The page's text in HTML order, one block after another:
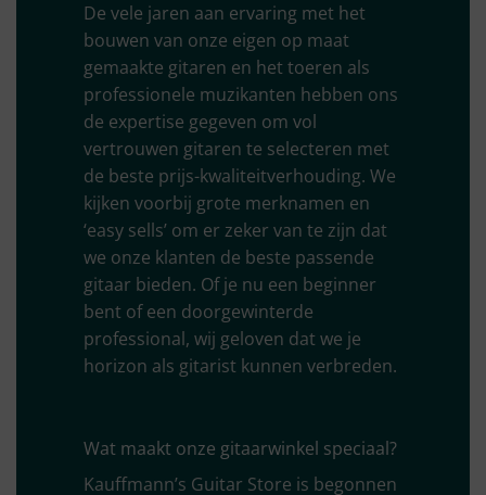
De vele jaren aan ervaring met het
bouwen van onze eigen op maat
gemaakte gitaren en het toeren als
professionele muzikanten hebben ons
de expertise gegeven om vol
vertrouwen gitaren te selecteren met
de beste prijs-kwaliteitverhouding. We
kijken voorbij grote merknamen en
‘easy sells’ om er zeker van te zijn dat
we onze klanten de beste passende
gitaar bieden. Of je nu een beginner
bent of een doorgewinterde
professional, wij geloven dat we je
horizon als gitarist kunnen verbreden.
Wat maakt onze gitaarwinkel speciaal?
Kauffmann’s Guitar Store is begonnen